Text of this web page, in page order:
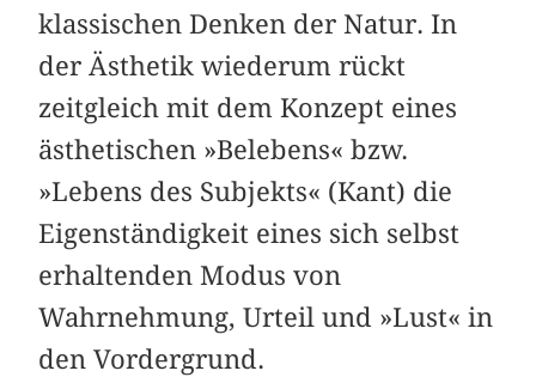
klassischen Denken der Natur. In
der Ästhetik wiederum rückt
zeitgleich mit dem Konzept eines
ästhetischen »Belebens« bzw.
»Lebens des Subjekts« (Kant) die
Eigenständigkeit eines sich selbst
erhaltenden Modus von
Wahrnehmung, Urteil und »Lust« in
den Vordergrund.